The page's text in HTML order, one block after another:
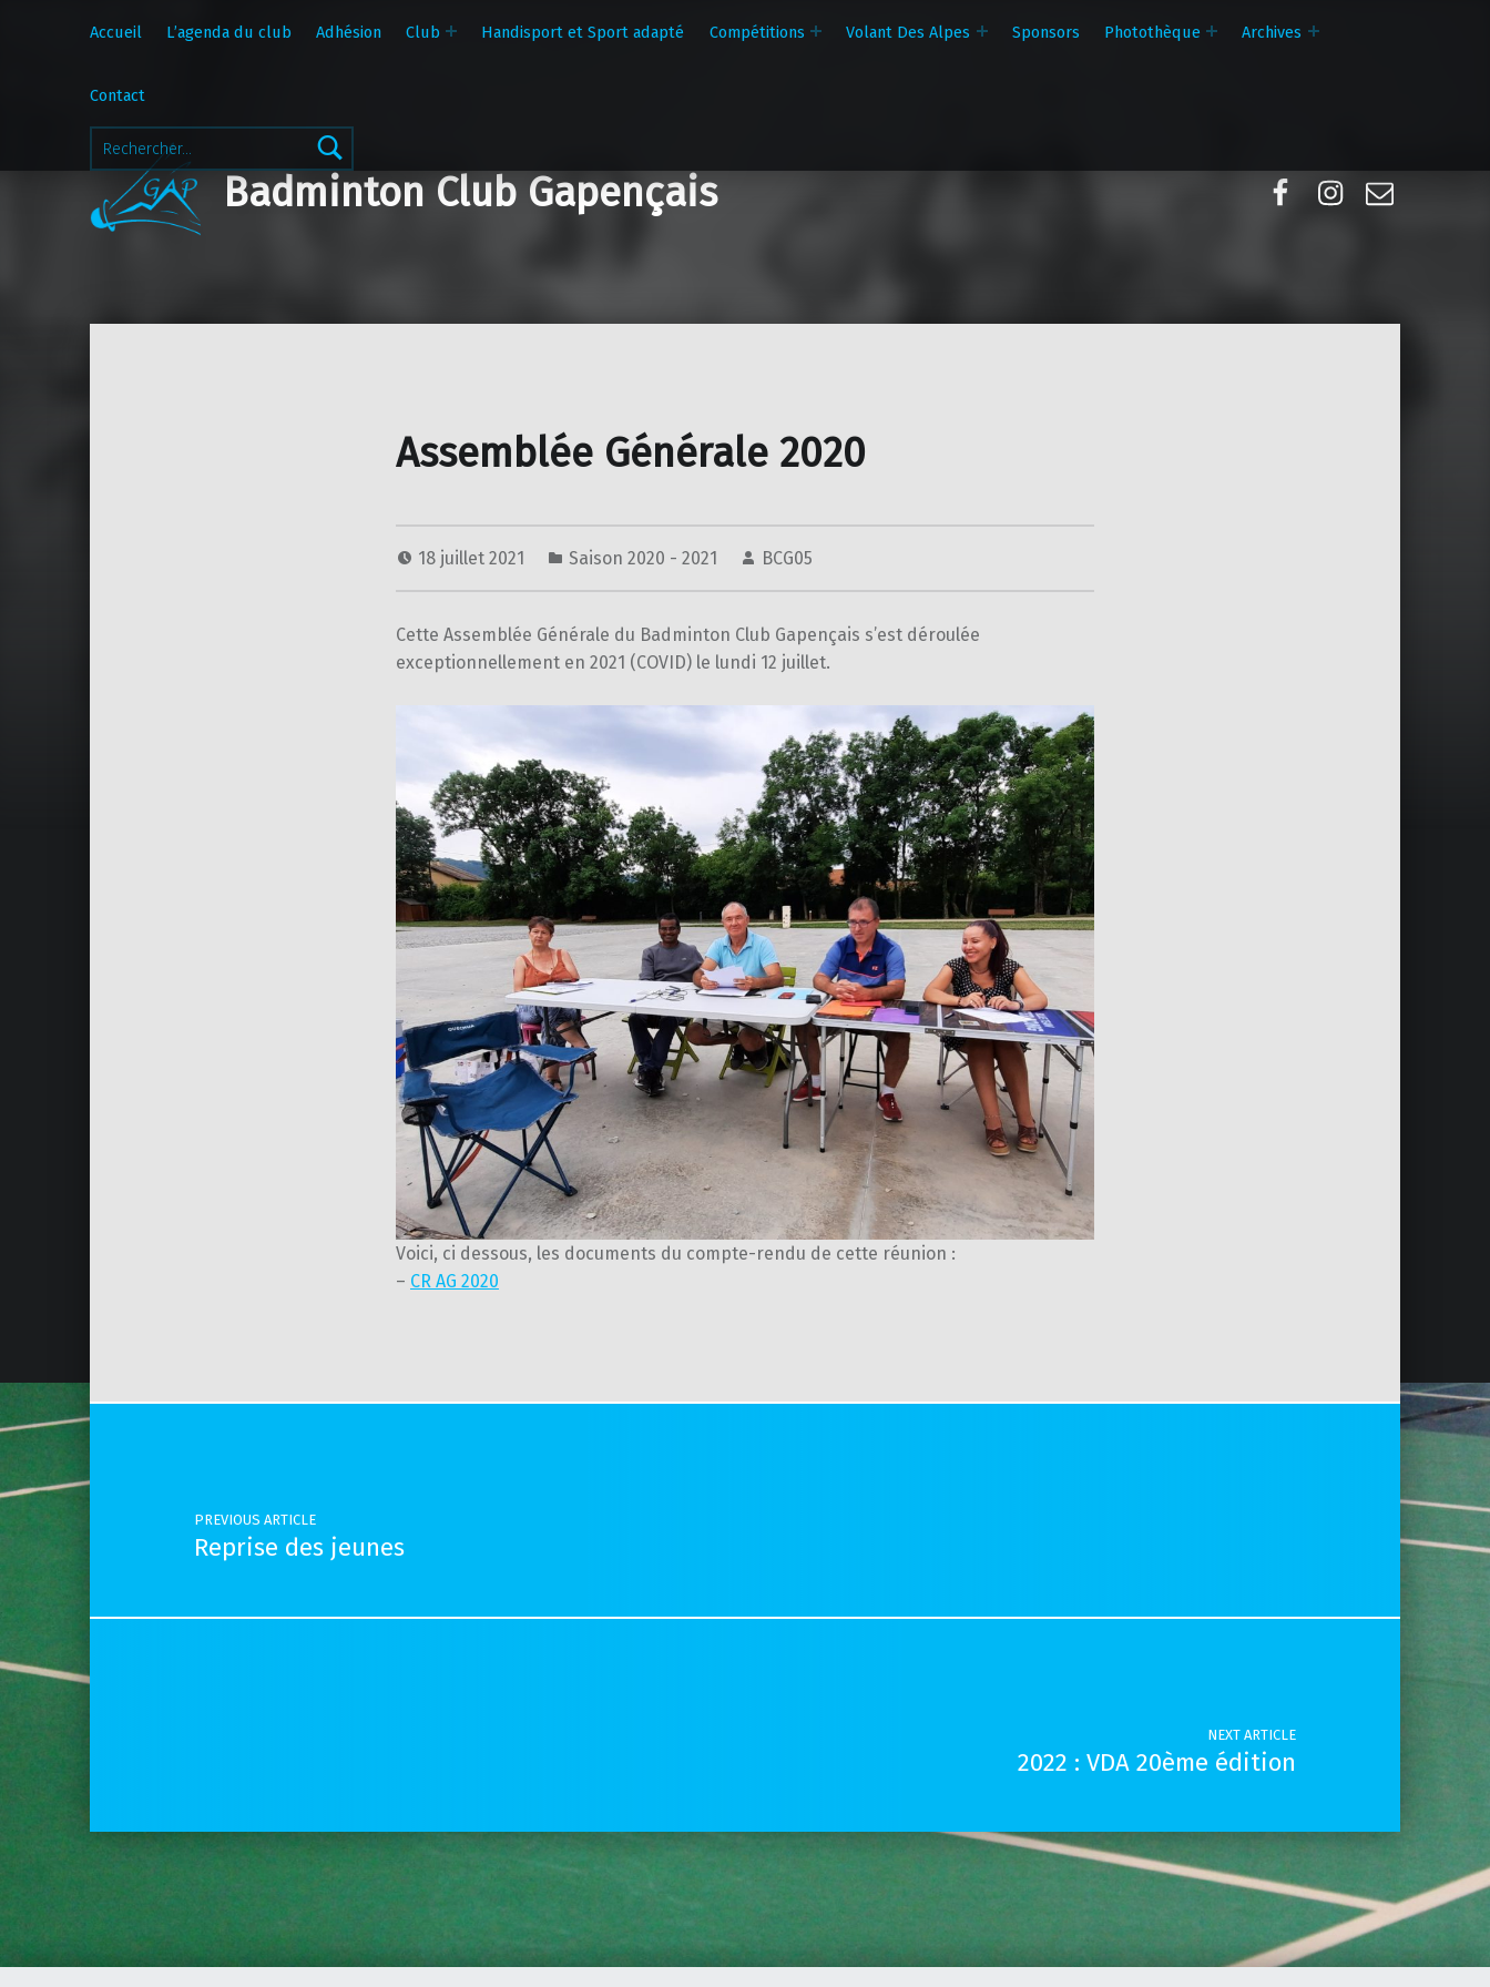
Rechercher :
Accueil L’agenda du club Adhésion Club Handisport et Sport adapté Compétitions Volant Des Alpes Sponsors Photothèque Archives
Contact
Badminton Club Gapençais Facebook
Instagram
E-mail
Assemblée Générale 2020
18 juillet 2021 Saison 2020 - 2021 BCG05
Cette Assemblée Générale du Badminton Club Gapençais s’est déroulée
exceptionnellement en 2021 (COVID) le lundi 12 juillet.
Voici, ci dessous, les documents du compte-rendu de cette réunion :
– CR AG 2020
Post navigation
PREVIOUS ARTICLE
Reprise des jeunes
NEXT ARTICLE
2022 : VDA 20ème édition